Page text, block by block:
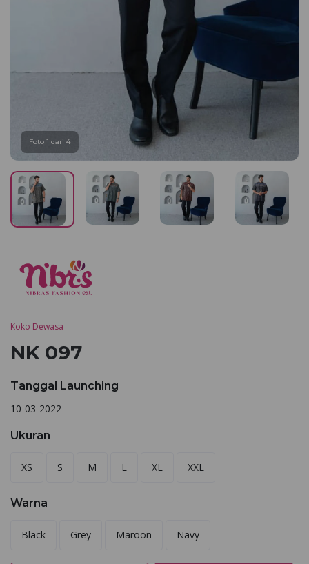
Foto 1 dari 4
Koko Dewasa
NK 097
Tanggal Launching
10-03-2022
Ukuran
XS S M L XL XXL
Warna
Black Grey Maroon Navy